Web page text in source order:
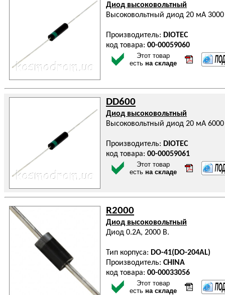
Диод высоковольтный
Высоковольтный диод 20 мА
Производитель: DIOTEC
код товара: 00-00059060
Этот товар
есть на складе
DD600
Диод высоковольтный
Высоковольтный диод 20 мА
Производитель: DIOTEC
код товара: 00-00059061
Этот товар
есть на складе
R2000
Диод высоковольтный
Диод 0.2А, 2000 В.
Тип корпуса: DO-41(DO-204AL)
Производитель: CHINA
код товара: 00-00033056
Этот товар
есть на складе